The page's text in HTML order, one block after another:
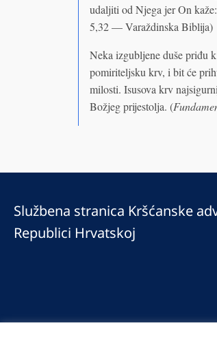
udaljiti od Njega jer On
5,32 — Varaždinska Biblija)
Neka izgubljene duše priđu
pomiriteljsku krv, i bit će
milosti. Isusova krv
Božjeg prijestolja. (
Službena stranica Kršćanske
Republici Hrvatskoj